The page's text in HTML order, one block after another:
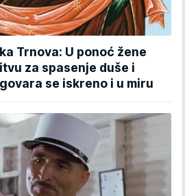
Trnova: U ponoć žene
za spasenje duše i
se iskreno i u miru